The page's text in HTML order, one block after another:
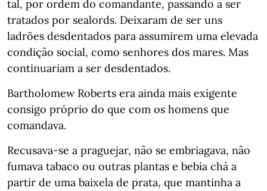
tal, por ordem do comandante, passando a ser
tratados por sealords. Deixaram de ser uns
ladrões desdentados para assumirem uma elevada
condição social, como senhores dos mares. Mas
continuariam a ser desdentados.
Bartholomew Roberts era ainda mais exigente
consigo próprio do que com os homens que
comandava.
Recusava-se a praguejar, não se embriagava, não
fumava tabaco ou outras plantas e bebia chá a
partir de uma baixela de prata, que mantinha a